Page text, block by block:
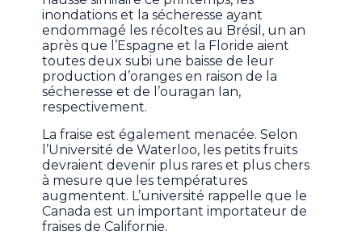
inondations et la sécheresse ayant
endommagé les récoltes au Brésil, un an
après que l’Espagne et la Floride aient
toutes deux subi une baisse de leur
production d’oranges en raison de la
sécheresse et de l’ouragan Ian,
respectivement.
La fraise est également menacée. Selon
l’Université de Waterloo, les petits fruits
devraient devenir plus rares et plus chers
à mesure que les températures
augmentent. L’université rappelle que le
Canada est un important importateur de
fraises de Californie.